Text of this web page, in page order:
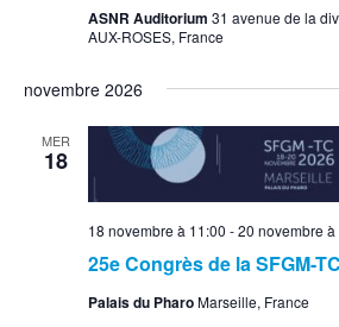
ASNR Auditorium 31 avenue de la
AUX-ROSES, France
novembre 2026
MER
18
25e Congrès de la SFGM-TC
18 novembre à 11:00 -20 novembre à
Palais du PharoMarseille, France